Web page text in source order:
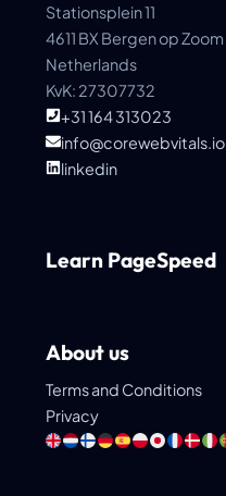
Stationsplein 11
4611 BX Bergen op Zoom
Netherlands
KvK: 27307732
+31 164 313023
info@corewebvitals.io
linkedin
Learn PageSpeed
About us
Terms and Conditions
Privacy